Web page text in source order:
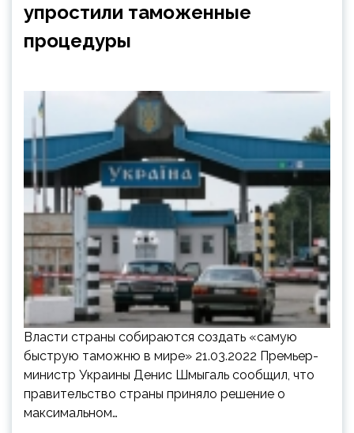
упростили таможенные
процедуры
Власти страны собираются создать «самую
быструю таможню в мире» 21.03.2022 Премьер-
министр Украины Денис Шмыгаль сообщил, что
правительство страны приняло решение о
максимальном…